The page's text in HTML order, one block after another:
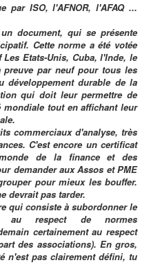
par ISO, l'AFNOR, l'AFAQ ...
document, qui se présente
Cette norme a été votée
Etats-Unis, Cuba, l'Inde, le
par neuf pour tous les
développement durable de la
qui doit leur permettre de
tout en affichant leur
commerciaux d'analyse, très
C'est encore un certificat
de la finance et des
demander aux Assos et PME
pour mieux les bouffer.
devrait pas tarder.
qui consiste à subordonner le
au respect de normes
certainement au respect
des associations). En gros,
n'est pas clairement défini, tu